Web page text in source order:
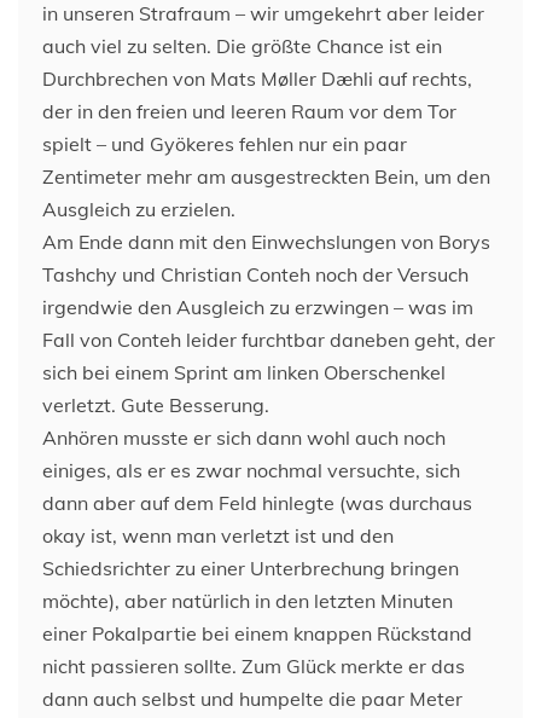
in unseren Strafraum – wir umgekehrt aber leider
auch viel zu selten. Die größte Chance ist ein
Durchbrechen von Mats Møller Dæhli auf rechts,
der in den freien und leeren Raum vor dem Tor
spielt – und Gyökeres fehlen nur ein paar
Zentimeter mehr am ausgestreckten Bein, um den
Ausgleich zu erzielen.
Am Ende dann mit den Einwechslungen von Borys
Tashchy und Christian Conteh noch der Versuch
irgendwie den Ausgleich zu erzwingen – was im
Fall von Conteh leider furchtbar daneben geht, der
sich bei einem Sprint am linken Oberschenkel
verletzt. Gute Besserung.
Anhören musste er sich dann wohl auch noch
einiges, als er es zwar nochmal versuchte, sich
dann aber auf dem Feld hinlegte (was durchaus
okay ist, wenn man verletzt ist und den
Schiedsrichter zu einer Unterbrechung bringen
möchte), aber natürlich in den letzten Minuten
einer Pokalpartie bei einem knappen Rückstand
nicht passieren sollte. Zum Glück merkte er das
dann auch selbst und humpelte die paar Meter